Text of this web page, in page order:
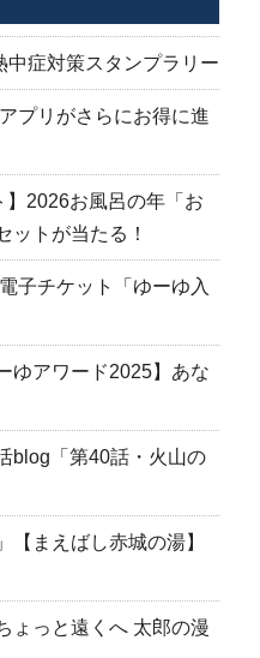
症対策スタンプラリー
プリがさらにお得に進
】2026お風呂の年「お
ットが当たる！
子チケット「ゆーゆ入
ゆアワード2025】あな
blog「第40話・火山の
【まえばし赤城の湯】
ょっと遠くへ 太郎の漫